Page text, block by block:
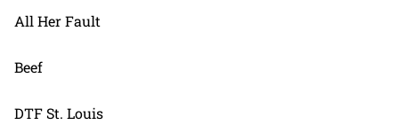
All Her Fault
Beef
DTF St. Louis